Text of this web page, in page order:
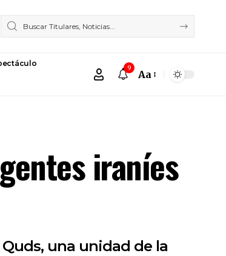
9
Font
Aa
iraníes
una unidad de la